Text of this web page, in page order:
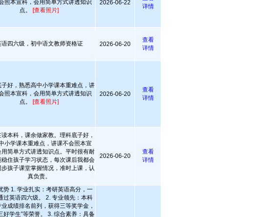
照本宣科，会用简单方式讲透知识
点。 [查看照片]
2026-06-22
详情
语四六级，初中语文教师资格证 2026-06-20
查看
详情
子好，熟悉高中小学课本重难点，讲
照本宣科，会用简单方式讲透知识
点。 [查看照片]
2026-06-20
查看
详情
本科，课余做家教。理科底子好，
小学课本重难点，讲课不会照本宣
用简单方式讲透知识点。平时很有耐
稳住孩子学习状态，每次课后我都会
步孩子课堂掌握情况，准时上课，认
真负责。
2026-06-20
查看
详情
势 1. 学业扎实：考研英语高分，一
过英语四六级。 2. 专业领先：本科
成绩排名前列，获得三等奖学金，
好学生”等荣誉。 3. 综合素养：具备